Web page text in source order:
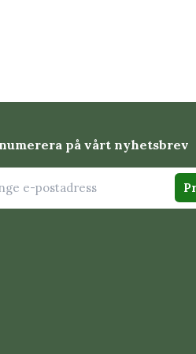
på vårt nyhetsbrev